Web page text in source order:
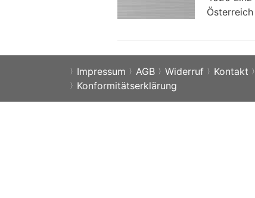
Österreich
Impressum AGB Widerruf Kontakt
Konformitätserklärung